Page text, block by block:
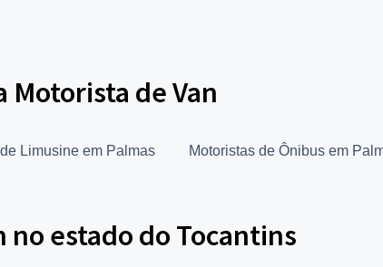
Motorista de Van
Limusine em Palmas Motoristas de Ônibus em
no estado do Tocantins